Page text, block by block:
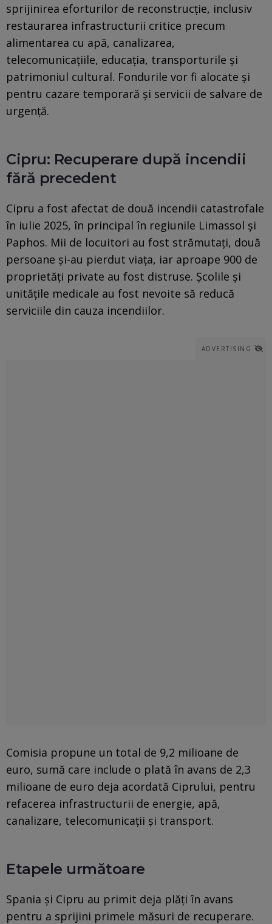
sprijinirea eforturilor de reconstrucţie, inclusiv
restaurarea infrastructurii critice precum
alimentarea cu apă, canalizarea,
telecomunicaţiile, educaţia, transporturile şi
patrimoniul cultural. Fondurile vor fi alocate şi
pentru cazare temporară şi servicii de salvare de
urgenţă.
Cipru: Recuperare după incendii
fără precedent
Cipru a fost afectat de două incendii catastrofale
în iulie 2025, în principal în regiunile Limassol şi
Paphos. Mii de locuitori au fost strămutaţi, două
persoane şi-au pierdut viaţa, iar aproape 900 de
proprietăţi private au fost distruse. Şcolile şi
unităţile medicale au fost nevoite să reducă
serviciile din cauza incendiilor.
ADVERTISING
Comisia propune un total de 9,2 milioane de
euro, sumă care include o plată în avans de 2,3
milioane de euro deja acordată Ciprului, pentru
refacerea infrastructurii de energie, apă,
canalizare, telecomunicaţii şi transport.
Etapele următoare
Spania şi Cipru au primit deja plăţi în avans
pentru a sprijini primele măsuri de recuperare.